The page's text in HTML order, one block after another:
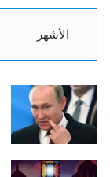
الأشهر